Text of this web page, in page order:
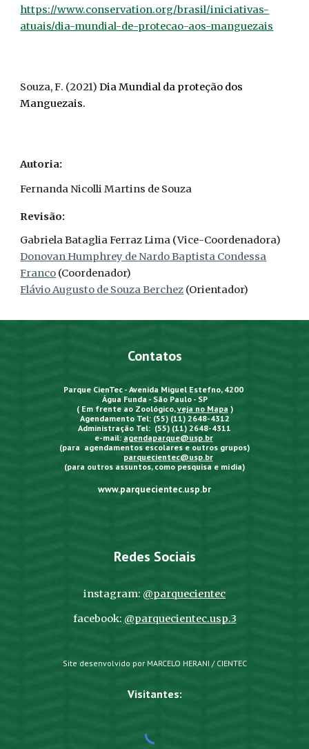
https://www.conservation.org/brasil/iniciativas-
atuais/dia-mundial-de-protecao-aos-manguezais
Souza,F. (2021)Dia Mundial da proteção dos
Manguezais.
Autoria:
Fernanda Nicolli Martins de Souza
Revisão:
Gabriela Bataglia Ferraz Lima (Vice-Coordenadora)
Donovan Humphrey de Nardo Baptista Condessa
Franco (Coordenador)
Flávio Augusto de Souza Berchez (Orientador)
Contatos
Parque CienTec - Avenida Miguel Estefno, 4200
Água Funda - São Paulo - SP
( Em frente ao Zoológico,veja no Mapa )
Agendamento Tel: (55) (11) 2648-4312
Administração Tel: (55) (11) 2648-4311
e-mail: agendaparque@usp.br
(para agendamentos escolares e outros grupos)
parquecientec@usp.br
(para outros assuntos, como pesquisa e mídia)
www.parquecientec.usp.br
Redes Sociais
instagram: @parquecientec
facebook: @parquecientec.usp.3
Site desenvolvido por MARCELO HERANI / CIENTEC
Visitantes: